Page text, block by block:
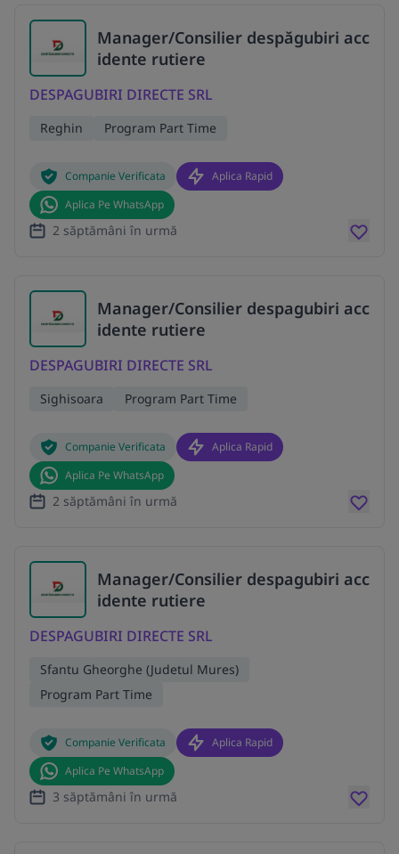
Manager/Consilier despăgubiri acc
idente rutiere
DESPAGUBIRI DIRECTE SRL
Reghin Program Part Time
Companie Verificata
Aplica Rapid
Aplica Pe WhatsApp
2 săptămâni în urmă
Manager/Consilier despagubiri acc
idente rutiere
DESPAGUBIRI DIRECTE SRL
Sighisoara Program Part Time
Companie Verificata
Aplica Rapid
Aplica Pe WhatsApp
2 săptămâni în urmă
Manager/Consilier despagubiri acc
idente rutiere
DESPAGUBIRI DIRECTE SRL
Sfantu Gheorghe (Judetul Mures)
Program Part Time
Companie Verificata
Aplica Rapid
Aplica Pe WhatsApp
3 săptămâni în urmă